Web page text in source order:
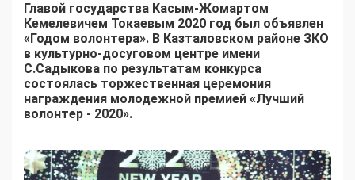
Главой государства Касым-Жомартом
Кемелевичем Токаевым 2020 год был объявлен
«Годом волонтера». В Казталовском районе ЗКО
в культурно-досуговом центре имени
С.Садыкова по результатам конкурса
состоялась торжественная церемония
награждения молодежной премией «Лучший
волонтер - 2020».